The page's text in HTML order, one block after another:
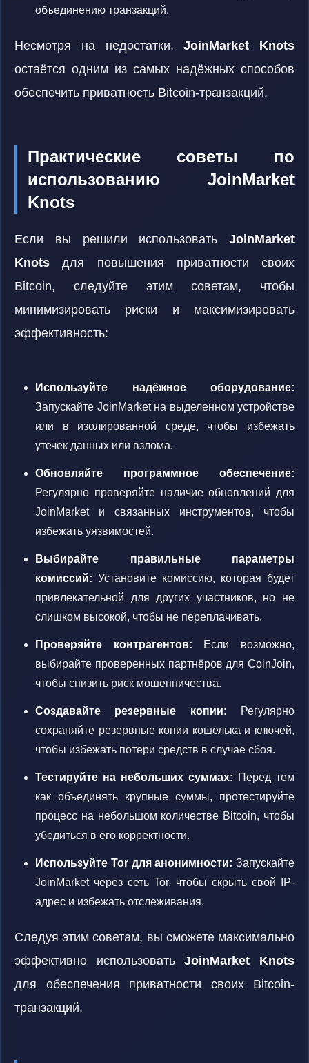
объединению транзакций.
Несмотря на недостатки,JoinMarket Knots
остаётся одним из самых надёжных способов
обеспечить приватность Bitcoin-транзакций.
Практические советы по
использованию JoinMarket
Knots
Если вы решили использовать JoinMarket
Knots для повышения приватности своих
Bitcoin, следуйте этим советам, чтобы
минимизировать риски и максимизировать
эффективность:
Используйте надёжное оборудование:
Запускайте JoinMarket на выделенном устройстве
или в изолированной среде, чтобы избежать
утечек данных или взлома.
Обновляйте программное обеспечение:
Регулярно проверяйте наличие обновлений для
JoinMarket и связанных инструментов, чтобы
избежать уязвимостей.
Выбирайте правильные параметры
комиссий: Установите комиссию, которая будет
привлекательной для других участников, но не
слишком высокой, чтобы не переплачивать.
Проверяйте контрагентов: Если возможно,
выбирайте проверенных партнёров для CoinJoin,
чтобы снизить риск мошенничества.
Создавайте резервные копии: Регулярно
сохраняйте резервные копии кошелька и ключей,
чтобы избежать потери средств в случае сбоя.
Тестируйте на небольших суммах: Перед тем
как объединять крупные суммы, протестируйте
процесс на небольшом количестве Bitcoin, чтобы
убедиться в его корректности.
Используйте Tor для анонимности: Запускайте
JoinMarket через сеть Tor, чтобы скрыть свой IP-
адрес и избежать отслеживания.
Следуя этим советам, вы сможете максимально
эффективно использоватьJoinMarket Knots
для обеспечения приватности своих Bitcoin-
транзакций.